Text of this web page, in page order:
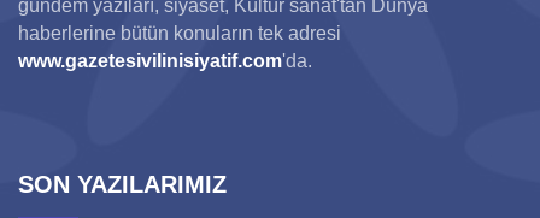
gündem yazıları, siyaset, Kültür sanat'tan Dünya
haberlerine bütün konuların tek adresi
www.gazetesivilinisiyatif.com'da.
SON YAZILARIMIZ